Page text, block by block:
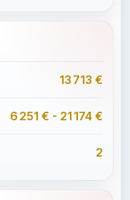
13 713 €
6 251 € - 21 174 €
2